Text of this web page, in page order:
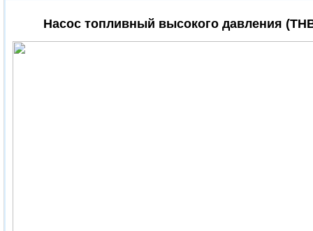
Насос топливный высокого давления